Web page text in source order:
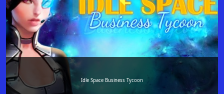
Idle Space Business Tycoon